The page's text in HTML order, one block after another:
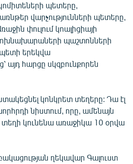
պետերը,
վարչությունների պետերը,
փուլում կոալիցիայի
պաշտոնների
երեկվա
այդ հարցը սկզբունքորեն
կոնկրետ տեղերը: Դա էլ
նիստում, որը, ամենայն
կունենա առաջիկա 10 օրվա
ղեկավար Գալուստ